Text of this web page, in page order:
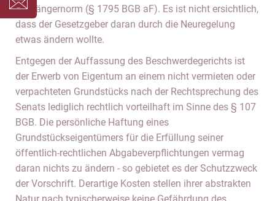
Vorgängernorm (§ 1795 BGB aF). Es ist nicht ersichtlich,
dass der Gesetzgeber daran durch die Neuregelung
etwas ändern wollte.
Entgegen der Auffassung des Beschwerdegerichts ist
der Erwerb von Eigentum an einem nicht vermieten oder
verpachteten Grundstücks nach der Rechtsprechung des
Senats lediglich rechtlich vorteilhaft im Sinne des § 107
BGB. Die persönliche Haftung eines
Grundstückseigentümers für die Erfüllung seiner
öffentlich-rechtlichen Abgabeverpflichtungen vermag
daran nichts zu ändern - so gebietet es der Schutzzweck
der Vorschrift. Derartige Kosten stellen ihrer abstrakten